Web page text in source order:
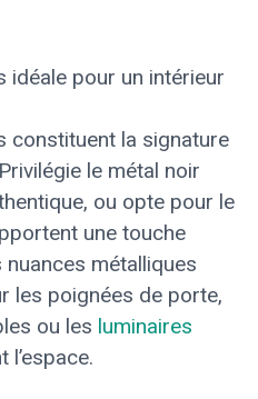
constituent la signature
le métal noir
ou opte pour le
une touche
métalliques
les poignées de porte,
ou les luminaires
l’espace.